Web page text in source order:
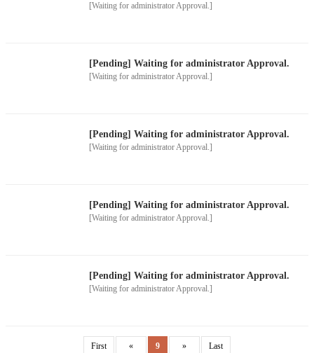
[Waiting for administrator Approval.]
[Pending] Waiting for administrator Approval.
[Waiting for administrator Approval.]
[Pending] Waiting for administrator Approval.
[Waiting for administrator Approval.]
[Pending] Waiting for administrator Approval.
[Waiting for administrator Approval.]
[Pending] Waiting for administrator Approval.
[Waiting for administrator Approval.]
First « 9 » Last